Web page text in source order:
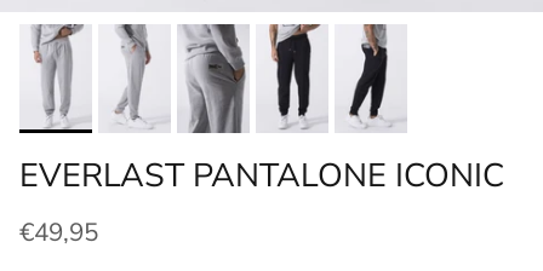
EVERLAST PANTALONE ICONIC
€49,95